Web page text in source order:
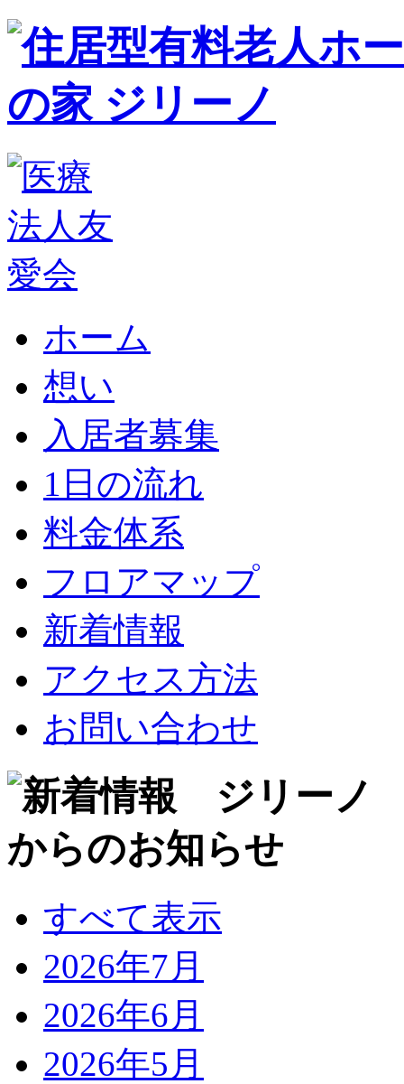
ホーム
想い
入居者募集
1日の流れ
料金体系
フロアマップ
新着情報
アクセス方法
お問い合わせ
すべて表示
2026年7月
2026年6月
2026年5月